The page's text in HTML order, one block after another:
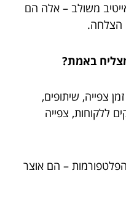
משולב – אלה הם
הצלחה.
באמת?
צפייה, שיתופים,
ללקוחות, צפייה
– הם אוצר